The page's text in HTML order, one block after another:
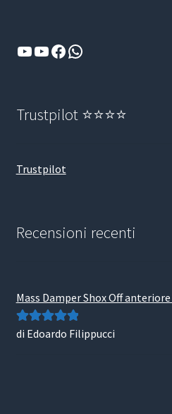
YouTube
YouTube
Facebook
WhatsApp
Trustpilot ⭐⭐⭐⭐
Trustpilot
Recensioni recenti
Mass Damper Shox Off
Valutato5su
di Edoardo Filippucci